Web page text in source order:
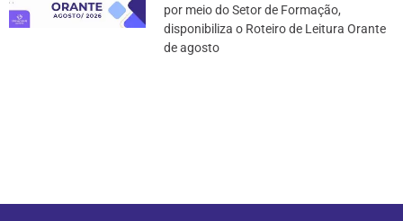
por meio do Setor de Formação,
disponibiliza o Roteiro de Leitura Orante
de agosto